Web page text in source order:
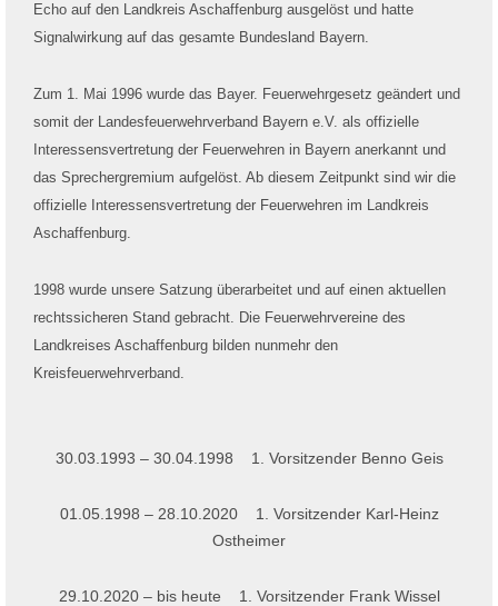
Echo auf den Landkreis Aschaffenburg ausgelöst und hatte
Signalwirkung auf das gesamte Bundesland Bayern.
Zum 1. Mai 1996 wurde das Bayer. Feuerwehrgesetz geändert und
somit der Landesfeuerwehrverband Bayern e.V. als offizielle
Interessensvertretung der Feuerwehren in Bayern anerkannt und
das Sprechergremium aufgelöst. Ab diesem Zeitpunkt sind wir die
offizielle Interessensvertretung der Feuerwehren im Landkreis
Aschaffenburg.
1998 wurde unsere Satzung überarbeitet und auf einen aktuellen
rechtssicheren Stand gebracht. Die Feuerwehrvereine des
Landkreises Aschaffenburg bilden nunmehr den
Kreisfeuerwehrverband.
30.03.1993 – 30.04.1998 1. Vorsitzender Benno Geis
01.05.1998 – 28.10.2020 1. Vorsitzender Karl-Heinz
Ostheimer
29.10.2020 – bis heute 1. Vorsitzender Frank Wissel